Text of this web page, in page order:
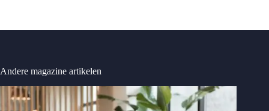
Andere magazine artikelen